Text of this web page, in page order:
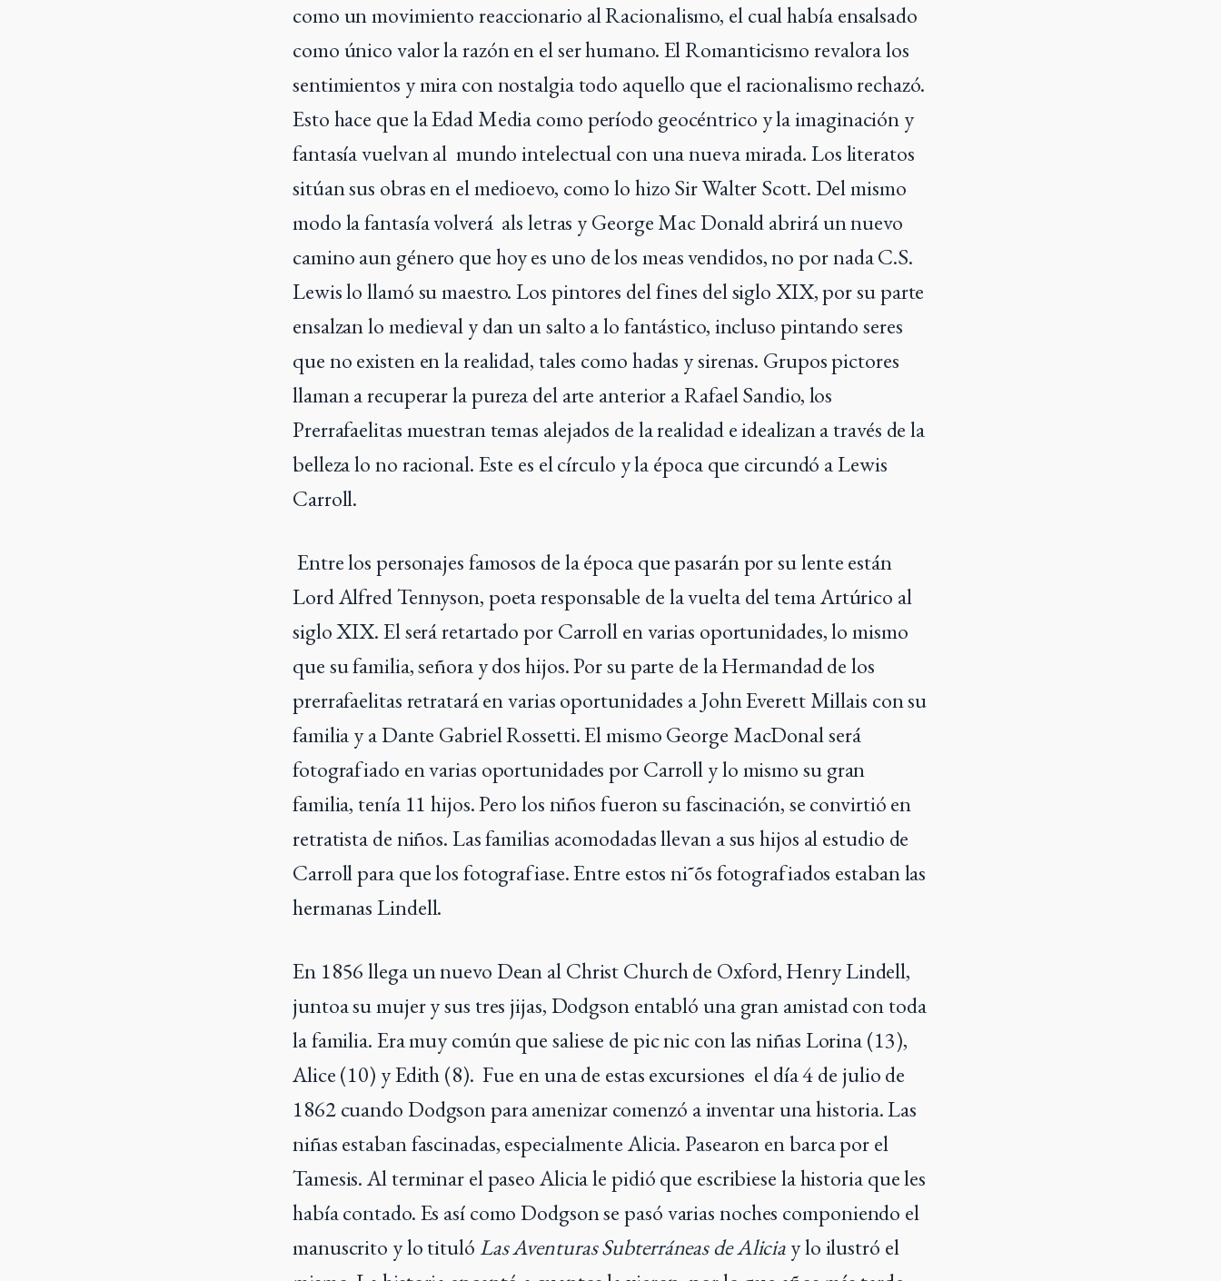
como un movimiento reaccionario al Racionalismo, el cual había ensalsado
como único valor la razón en el ser humano. El Romanticismo revalora los
sentimientos y mira con nostalgia todo aquello que el racionalismo rechazó.
Esto hace que la Edad Media como período geocéntrico y la imaginación y
fantasía vuelvan al mundo intelectual con una nueva mirada. Los literatos
sitúan sus obras en el medioevo, como lo hizo Sir Walter Scott. Del mismo
modo la fantasía volverá als letras y George Mac Donald abrirá un nuevo
camino aun género que hoy es uno de los meas vendidos, no por nada C.S.
Lewis lo llamó su maestro. Los pintores del fines del siglo XIX, por su parte
ensalzan lo medieval y dan un salto a lo fantástico, incluso pintando seres
que no existen en la realidad, tales como hadas y sirenas. Grupos pictores
llaman a recuperar la pureza del arte anterior a Rafael Sandio, los
Prerrafaelitas muestran temas alejados de la realidad e idealizan a través de la
belleza lo no racional. Este es el círculo y la época que circundó a Lewis
Carroll.
Entre los personajes famosos de la época que pasarán por su lente están
Lord Alfred Tennyson, poeta responsable de la vuelta del tema Artúrico al
siglo XIX. El será retartado por Carroll en varias oportunidades, lo mismo
que su familia, señora y dos hijos. Por su parte de la Hermandad de los
prerrafaelitas retratará en varias oportunidades a John Everett Millais con su
familia y a Dante Gabriel Rossetti. El mismo George MacDonal será
fotografiado en varias oportunidades por Carroll y lo mismo su gran
familia, tenía 11 hijos. Pero los niños fueron su fascinación, se convirtió en
retratista de niños. Las familias acomodadas llevan a sus hijos al estudio de
Carroll para que los fotografiase. Entre estos ni˜õs fotografiados estaban las
hermanas Lindell.
En 1856 llega un nuevo Dean al Christ Church de Oxford, Henry Lindell,
juntoa su mujer y sus tres jijas, Dodgson entabló una gran amistad con toda
la familia. Era muy común que saliese de pic nic con las niñas Lorina (13),
Alice (10) y Edith (8). Fue en una de estas excursiones el día 4 de julio de
1862 cuando Dodgson para amenizar comenzó a inventar una historia. Las
niñas estaban fascinadas, especialmente Alicia. Pasearon en barca por el
Tamesis. Al terminar el paseo Alicia le pidió que escribiese la historia que les
había contado. Es así como Dodgson se pasó varias noches componiendo el
manuscrito y lo tituló Las Aventuras Subterráneas de Aliciay lo ilustró el